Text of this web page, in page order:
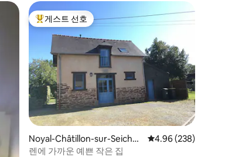
상위 게스트 선호
게스트 선호
Noyal-Châtillon-sur-Seiche
의 집
평점 4.96점(5점 만점),
4.96 (238)
렌에 가까운 예쁜 작은 집